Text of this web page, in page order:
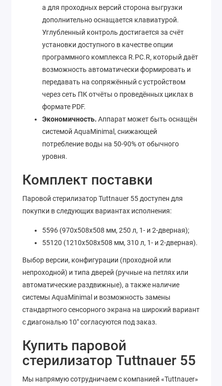
а для проходных версий сторона выгрузки
дополнительно оснащается клавиатурой.
Углубленный контроль достигается за счёт
установки доступного в качестве опции
программного комплекса R.PC.R, который даёт
возможность автоматически формировать и
передавать на сопряжённый с устройством
через сеть ПК отчёты о проведённых циклах в
формате PDF.
Экономичность. Аппарат может быть оснащён
системой AquaMinimal, снижающей
потребление воды на 50-90% от обычного
уровня.
Комплект поставки
Паровой стерилизатор Tuttnauer 55 доступен для
покупки в следующих вариантах исполнения:
5596 (970x508x508 мм, 250 л, 1- и 2-дверная);
55120 (1210x508x508 мм, 310 л, 1- и 2-дверная).
Выбор версии, конфигурации (проходной или
непроходной) и типа дверей (ручные на петлях или
автоматические раздвижные), а также наличие
системы AquaMinimal и возможность замены
стандартного сенсорного экрана на широкий вариант
с диагональю 10" согласуются под заказ.
Купить паровой
стерилизатор Tuttnauer 55
Мы напрямую сотрудничаем с компанией «Tuttnauer»